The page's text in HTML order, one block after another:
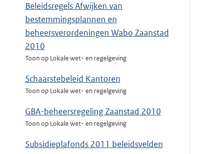
Beleidsregels Afwijken van
bestemmingsplannen en
beheersverordeningen Wabo Zaanstad
2010
Toon op Lokale wet- en regelgeving
Schaarstebeleid Kantoren
Toon op Lokale wet- en regelgeving
GBA-beheersregeling Zaanstad 2010
Toon op Lokale wet- en regelgeving
Subsidieplafonds 2011 beleidsvelden